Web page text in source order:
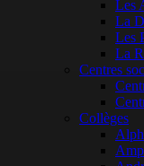
Les
La
Les
La
Centres
Collèges